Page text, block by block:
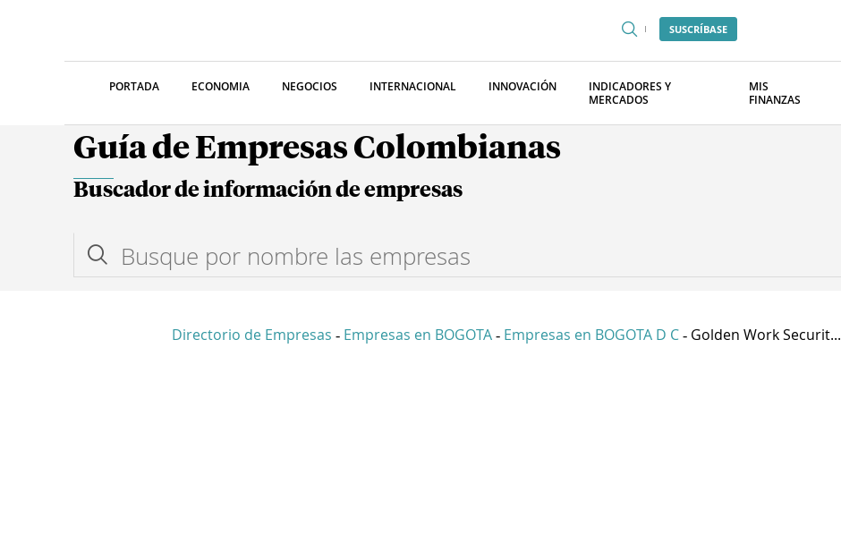
SUSCRÍBASE
PORTADA ECONOMIA NEGOCIOS INTERNACIONAL INNOVACIÓN
INDICADORES Y
MERCADOS
MIS
FINANZAS
Guía de Empresas Colombianas
Buscador de información de empresas
Directorio de Empresas - Empresas en BOGOTA - Empresas en BOGOTA D C - Golden Work Securit...